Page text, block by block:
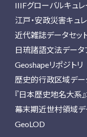
IIIFグローバルキュレ
江戸・安政災害キュ
近代雑誌データセッ
日琉諸語文法データ
Geoshapeリポジトリ
歴史的行政区域デー
『日本歴史地名大系
幕末期近世村領域デ
GeoLOD